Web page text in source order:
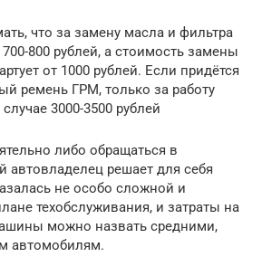
что за замену масла и фильтра
800 рублей, а стоимость замены
от 1000 рублей. Если придётся
ремень ГРМ, только за работу
3000-3500 рублей
либо обращаться в
автовладелец решает для себя
не особо сложной и
техобслуживания, и затраты на
можно назвать средними,
автомобилям.